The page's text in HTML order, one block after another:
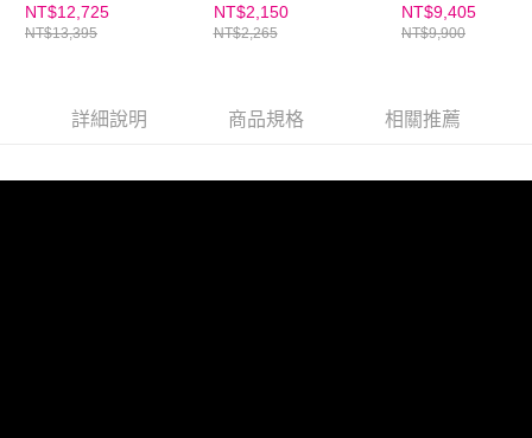
NT$12,725
NT$13,395
NT$2,150
NT$2,265
NT$9,405
NT$9,900
詳細說明 商品規格 相關推薦